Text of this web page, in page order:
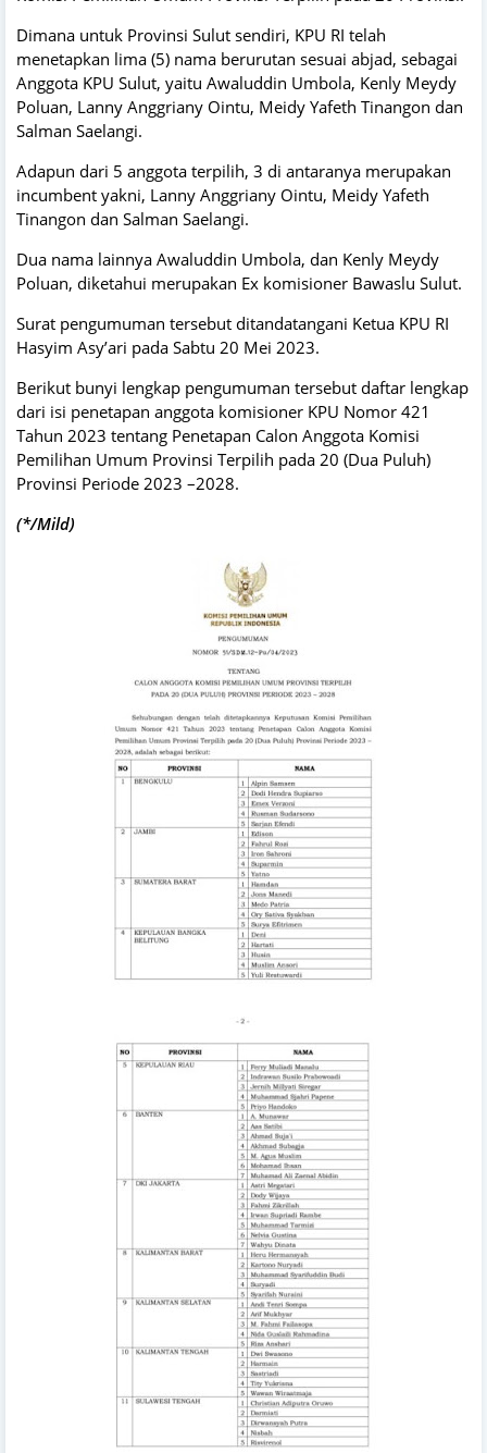
Dimana untuk Provinsi Sulut sendiri, KPU RI telah
menetapkan lima (5) nama berurutan sesuai abjad, sebagai
Anggota KPU Sulut, yaitu Awaluddin Umbola, Kenly Meydy
Poluan, Lanny Anggriany Ointu, Meidy Yafeth Tinangon dan
Salman Saelangi.
Adapun dari 5 anggota terpilih, 3 di antaranya merupakan
incumbent yakni, Lanny Anggriany Ointu, Meidy Yafeth
Tinangon dan Salman Saelangi.
Dua nama lainnya Awaluddin Umbola, dan Kenly Meydy
Poluan, diketahui merupakan Ex komisioner Bawaslu Sulut.
Surat pengumuman tersebut ditandatangani Ketua KPU RI
Hasyim Asy’ari pada Sabtu 20 Mei 2023.
Berikut bunyi lengkap pengumuman tersebut daftar lengkap
dari isi penetapan anggota komisioner KPU Nomor 421
Tahun 2023 tentang Penetapan Calon Anggota Komisi
Pemilihan Umum Provinsi Terpilih pada 20 (Dua Puluh)
Provinsi Periode 2023 –2028.
(*/Mild)